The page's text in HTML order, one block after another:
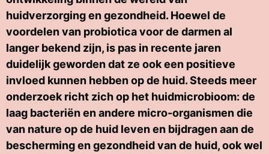
huidverzorging en gezondheid. Hoewel de
voordelen van probiotica voor de darmen al
langer bekend zijn, is pas in recente jaren
duidelijk geworden dat ze ook een positieve
invloed kunnen hebben op de huid. Steeds meer
onderzoek richt zich op het huidmicrobioom: de
laag bacteriën en andere micro-organismen die
van nature op de huid leven en bijdragen aan de
bescherming en gezondheid van de huid, ook wel